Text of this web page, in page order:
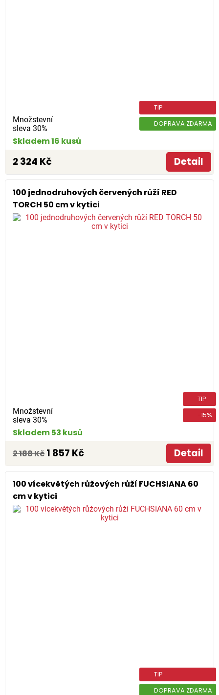
Množstevní
sleva 30%
TIP
DOPRAVA ZDARMA
Skladem 16 kusů
2 324 Kč Detail
100 jednodruhových červených růží RED
TORCH 50 cm v kytici
Množstevní
sleva 30%
TIP
-15%
Skladem 53 kusů
2 188 Kč 1 857 Kč Detail
100 vícekvětých růžových růží FUCHSIANA 60
cm v kytici
TIP
DOPRAVA ZDARMA